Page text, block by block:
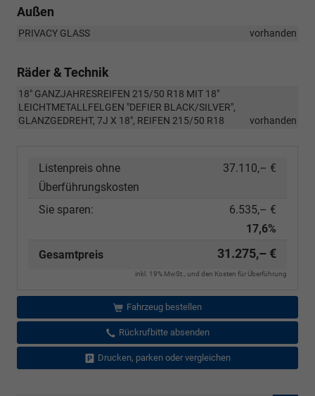
Außen
PRIVACY GLASS vorhanden
Räder & Technik
18" GANZJAHRESREIFEN 215/50 R18 MIT 18"
LEICHTMETALLFELGEN "DEFIER BLACK/SILVER",
GLANZGEDREHT, 7J X 18", REIFEN 215/50 R18
vorhanden
Listenpreis ohne
Überführungskosten
37.110,– €
Sie sparen:
6.535,– €
17,6%
Gesamtpreis
31.275,– €
inkl. 19% MwSt., und den Kosten für Überführung
Fahrzeug bestellen
Rückrufbitte absenden
Drucken, parken oder vergleichen